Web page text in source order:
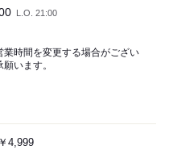
L.O. 21:00
業時間を変更する場合がござい
います。
4,999